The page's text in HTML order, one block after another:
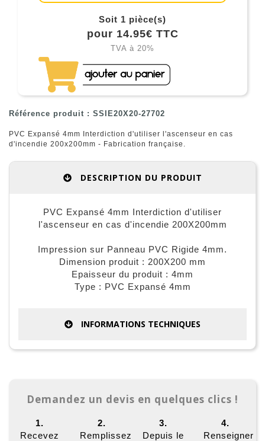
Soit 1 pièce(s)
pour 14.95€ TTC
TVA à 20%
Référence produit : SSIE20X20-27702
PVC Expansé 4mm Interdiction d'utiliser l'ascenseur en cas
d'incendie 200x200mm - Fabrication française.
DESCRIPTION DU PRODUIT
PVC Expansé 4mm Interdiction d'utiliser
l'ascenseur en cas d'incendie 200X200mm
Impression sur Panneau PVC Rigide 4mm.
Dimension produit : 200X200 mm
Epaisseur du produit : 4mm
Type : PVC Expansé 4mm
INFORMATIONS TECHNIQUES
Demandez un devis en quelques clics !
1.
Recevez
2.
Remplissez
3.
Depuis le
4.
Renseigner